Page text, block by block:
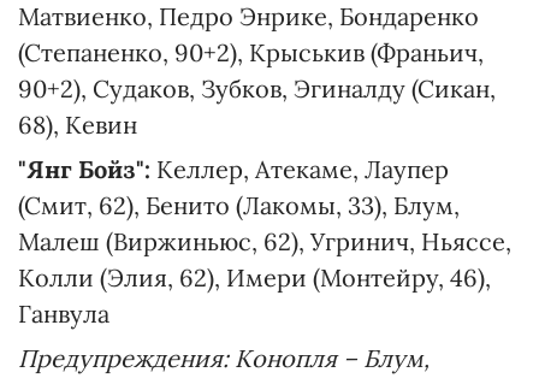
Матвиенко, Педро Энрике, Бондаренко
(Степаненко, 90+2), Крыськив (Франьич,
90+2), Судаков, Зубков, Эгиналду (Сикан,
68), Кевин
"Янг Бойз": Келлер, Атекаме, Лаупер
(Смит, 62), Бенито (Лакомы, 33), Блум,
Малеш (Виржиньюс, 62), Угринич, Ньяссе,
Колли (Элия, 62), Имери (Монтейру, 46),
Ганвула
Предупреждения: Конопля – Блум,